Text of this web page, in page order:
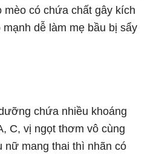
mèo có chứa chất gây kích
dễ làm mẹ bầu bị sẩy
chứa nhiều khoáng
C, vị ngọt thơm vô cùng
nữ mang thai thì nhãn có